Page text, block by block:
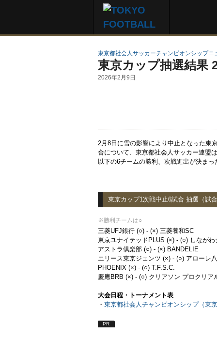
東京都社会人サッカーチャンピオンシップニ
東京カップ抽選結果
2026年2月9日
2月8日に雪の影響により中止となった東
合について、東京都社会人サッカー連盟
以下の6チームの勝利、次戦進出が決まっ
東京カップ1次戦中止6試合 抽選（試
※勝利チームは○
三菱UFJ銀行 (○) - (×) 三菱養和SC
東京ユナイテッドPLUS (×) - (○) しながわ
アストラ倶楽部 (○) - (×) BANDELIE
エリース東京ジェンツ (×) - (○) アローレ
PHOENIX (×) - (○) T.F.S.C.
慶應BRB (×) - (○) クリアソン プロクリア
大会日程・トーナメント表
・ 東京都社会人チャンピオンシップ（東
PR